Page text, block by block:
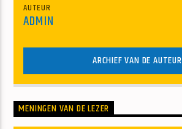
AUTEUR
ADMIN
ARCHIEF VAN DE AUTEUR
MENINGEN VAN DE LEZER